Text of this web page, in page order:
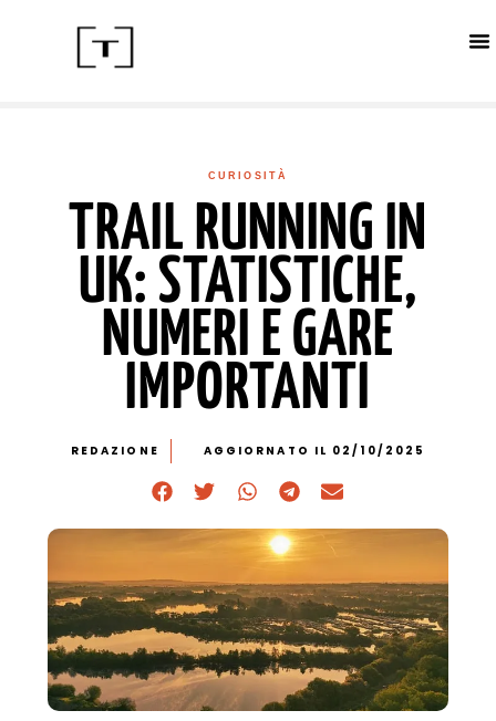
CURIOSITÀ
TRAIL RUNNING IN
UK: STATISTICHE,
NUMERI E GARE
IMPORTANTI
REDAZIONE AGGIORNATO IL 02/10/2025